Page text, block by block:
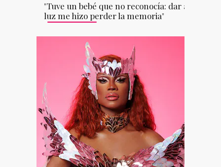
"Tuve un bebé que no reconocía: dar a
luz me hizo perder la memoria"